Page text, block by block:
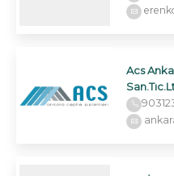
Acs